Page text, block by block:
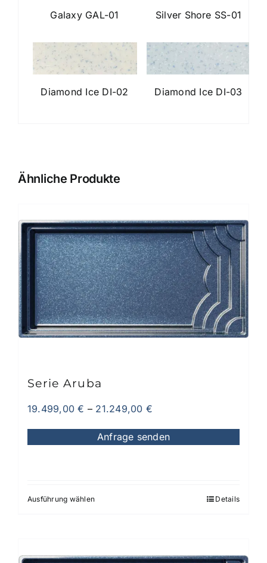
Galaxy GAL-01 Silver Shore SS-01
Diamond Ice DI-02 Diamond Ice DI-03
Ähnliche Produkte
Serie Aruba
19.499,00€ – 21.249,00 €
Anfrage senden
Ausführung wählenDieses
Details